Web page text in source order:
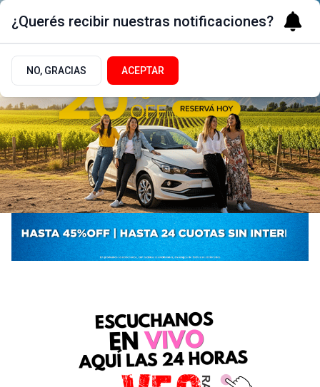
¿Querés recibir nuestras notificaciones?
NO, GRACIAS ACEPTAR